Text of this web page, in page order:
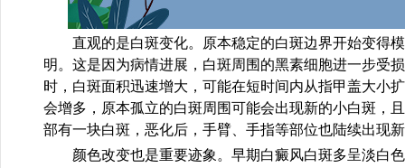
直观的是白斑变化。原本稳定的白斑边界开始变得模
明。这是因为病情进展，白斑周围的黑素细胞进一步受
时，白斑面积迅速增大，可能在短时间内从指甲盖大小
会增多，原本孤立的白斑周围可能会出现新的小白斑，
部有一块白斑，恶化后，手臂、手指等部位也陆续出现
颜色改变也是重要迹象。早期白癜风白斑多呈淡白色